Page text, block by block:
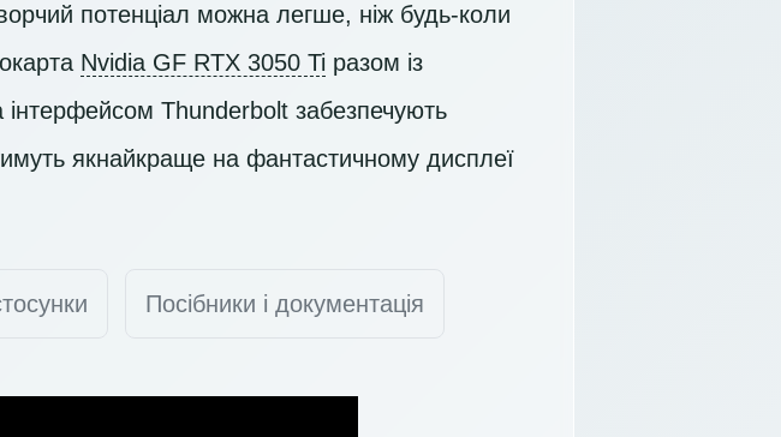
потенціал можна легше, ніж будь-коли
Nvidia GF RTX 3050 Ti разом із
Thunderbolt забезпечують
якнайкраще на фантастичному дисплеї
Посібники і документація